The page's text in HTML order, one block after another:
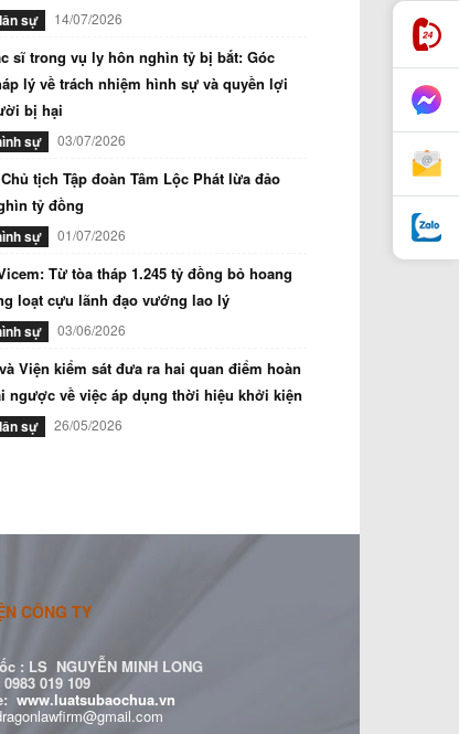
sự 14/07/2026
sĩ trong vụ ly hôn nghìn tỷ bị bắt: Góc
lý về trách nhiệm hình sự và quyền lợi
bị hại
sự 03/07/2026
tịch Tập đoàn Tâm Lộc Phát lừa đảo
tỷ đồng
sự 01/07/2026
Từ tòa tháp 1.245 tỷ đồng bỏ hoang
loạt cựu lãnh đạo vướng lao lý
sự 03/06/2026
Viện kiểm sát đưa ra hai quan điểm hoàn
ngược về việc áp dụng thời hiệu khởi kiện
sự 26/05/2026
CÔNG TY
: LS NGUYỄN MINH LONG
019 109
www.luatsubaochua.vn